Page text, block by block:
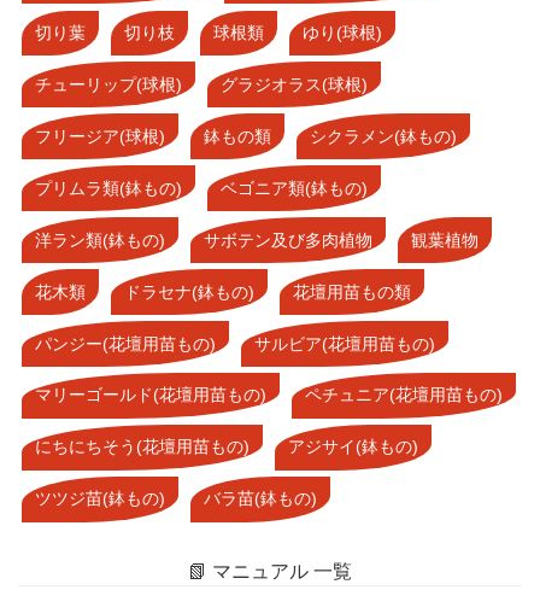
切り葉 切り枝 球根類 ゆり(球根)
チューリップ(球根) グラジオラス(球根)
フリージア(球根) 鉢もの類 シクラメン(鉢もの)
プリムラ類(鉢もの) ベゴニア類(鉢もの)
洋ラン類(鉢もの) サボテン及び多肉植物 観葉植物
花木類 ドラセナ(鉢もの) 花壇用苗もの類
パンジー(花壇用苗もの) サルビア(花壇用苗もの)
マリーゴールド(花壇用苗もの) ペチュニア(花壇用苗もの)
にちにちそう(花壇用苗もの) アジサイ(鉢もの)
ツツジ苗(鉢もの) バラ苗(鉢もの)
📗 マニュアル 一覧